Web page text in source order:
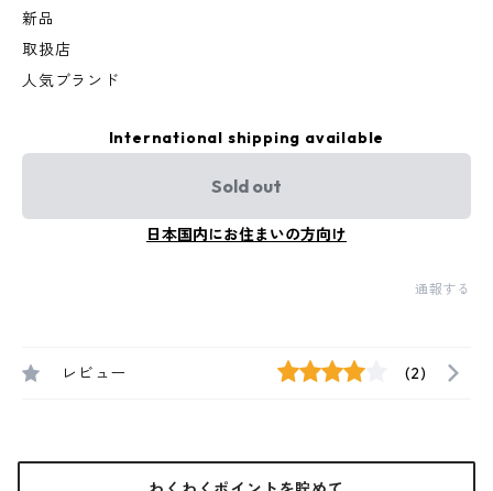
新品
取扱店
人気ブランド
International shipping available
Sold out
日本国内にお住まいの方向け
通報する
レビュー (2)